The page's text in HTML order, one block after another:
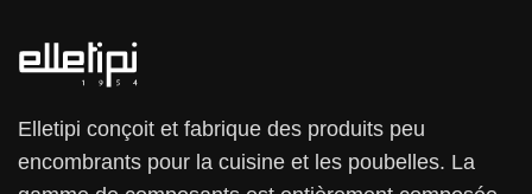
Elletipi conçoit et fabrique des produits peu
encombrants pour la cuisine et les poubelles. La